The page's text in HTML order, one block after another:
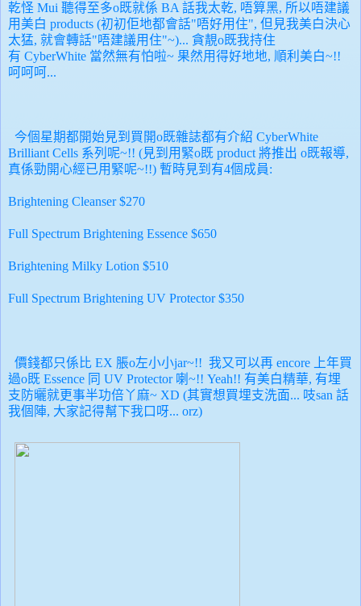
乾怪 Mui 聽得至多o既就係 BA 話我太乾, 唔算黑, 所以唔建議
用美白 products (初初佢地都會話"唔好用住", 但見我美白決心
太猛, 就會轉話"唔建議用住"~)... 貪靚o既我持住
有 CyberWhite 當然無有怕啦~ 果然用得好地地, 順利美白~!!
呵呵呵...
今個星期都開始見到買開o既雜誌都有介紹 CyberWhite
Brilliant Cells 系列呢~!! (見到用緊o既 product 將推出 o既報導,
真係勁開心經已用緊呢~!!) 暫時見到有4個成員:
Brightening Cleanser $270
Full Spectrum Brightening Essence $650
Brightening Milky Lotion $510
Full Spectrum Brightening UV Protector $350
價錢都只係比 EX 脹o左小小jar~!! 我又可以再 encore 上年買
過o既 Essence 同 UV Protector 喇~!! Yeah!! 有美白精華, 有埋
支防曬就更事半功倍丫麻~ XD (其實想買埋支洗面... 吱san 話
我個陣, 大家記得幫下我口呀... orz)